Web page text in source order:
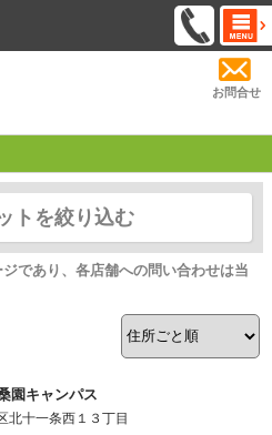
お問合せ
トを絞り込む
であり、各店舗への問い合わせは当
園キャンパス
北十一条西１３丁目